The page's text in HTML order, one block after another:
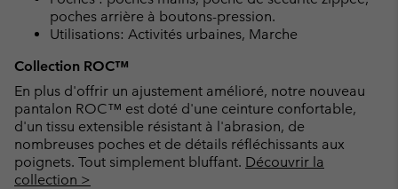
poches arrière à boutons-pression.
Utilisations: Activités urbaines, Marche
Collection ROC™
En plus d'offrir un ajustement amélioré, notre nouveau
pantalon ROC™ est doté d'une ceinture confortable,
d'un tissu extensible résistant à l'abrasion, de
nombreuses poches et de détails réfléchissants aux
poignets. Tout simplement bluffant. Découvrir la
collection >